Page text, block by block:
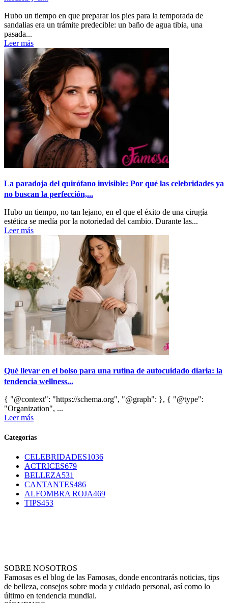
Hubo un tiempo en que preparar los pies para la temporada de
sandalias era un trámite predecible: un baño de agua tibia, una
pasada...
Leer más
La paradoja del quirófano invisible: Por qué las celebridades ya
no buscan la perfección,...
Hubo un tiempo, no tan lejano, en el que el éxito de una cirugía
estética se medía por la notoriedad del cambio. Durante las...
Leer más
Qué llevar en el bolso para una rutina de autocuidado diaria: la
tendencia wellness...
{ "@context": "https://schema.org", "@graph": }, { "@type":
"Organization", ...
Leer más
Categorías
CELEBRIDADES1036
ACTRICES679
BELLEZA531
CANTANTES486
ALFOMBRA ROJA469
TIPS453
SOBRE NOSOTROS
Famosas es el blog de las Famosas, donde encontrarás noticias, tips
de belleza, consejos sobre moda y cuidado personal, así como lo
último en tendencia mundial.